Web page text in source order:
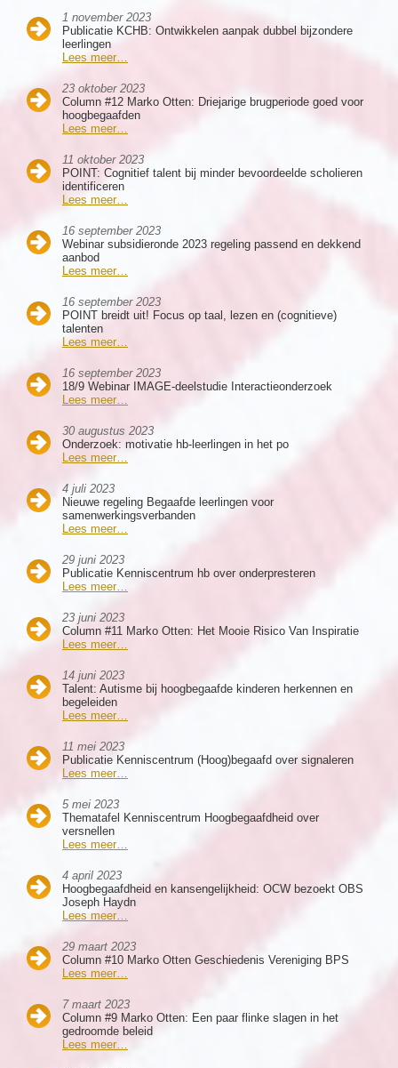
1 november 2023
Publicatie KCHB: Ontwikkelen aanpak dubbel bijzondere
leerlingen
Lees meer…
23 oktober 2023
Column #12 Marko Otten: Driejarige brugperiode goed voor
hoogbegaafden
Lees meer…
11 oktober 2023
POINT: Cognitief talent bij minder bevoordeelde scholieren
identificeren
Lees meer…
16 september 2023
Webinar subsidieronde 2023 regeling passend en dekkend
aanbod
Lees meer…
16 september 2023
POINT breidt uit! Focus op taal, lezen en (cognitieve)
talenten
Lees meer…
16 september 2023
18/9 Webinar IMAGE-deelstudie Interactieonderzoek
Lees meer…
30 augustus 2023
Onderzoek: motivatie hb-leerlingen in het po
Lees meer…
4 juli 2023
Nieuwe regeling Begaafde leerlingen voor
samenwerkingsverbanden
Lees meer…
29 juni 2023
Publicatie Kenniscentrum hb over onderpresteren
Lees meer…
23 juni 2023
Column #11 Marko Otten: Het Mooie Risico Van Inspiratie
Lees meer…
14 juni 2023
Talent: Autisme bij hoogbegaafde kinderen herkennen en
begeleiden
Lees meer…
11 mei 2023
Publicatie Kenniscentrum (Hoog)begaafd over signaleren
Lees meer…
5 mei 2023
Thematafel Kenniscentrum Hoogbegaafdheid over
versnellen
Lees meer…
4 april 2023
Hoogbegaafdheid en kansengelijkheid: OCW bezoekt OBS
Joseph Haydn
Lees meer…
29 maart 2023
Column #10 Marko Otten Geschiedenis Vereniging BPS
Lees meer…
7 maart 2023
Column #9 Marko Otten: Een paar flinke slagen in het
gedroomde beleid
Lees meer…